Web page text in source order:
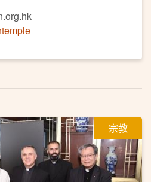
宗教